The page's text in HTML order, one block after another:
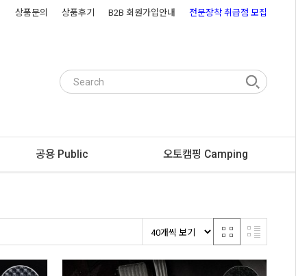
상품문의 상품후기 B2B 회원가입안내 전문장착 취급점 모집
공용 Public 오토캠핑 Camping